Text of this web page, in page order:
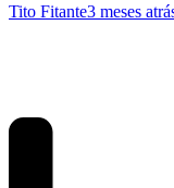
Tito Fitante3 meses